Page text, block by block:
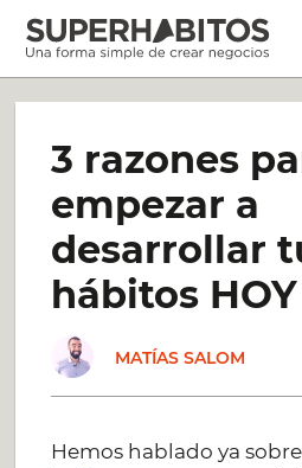
Saltar
contenido
3 razones
empezar a
desarrollar
hábitos HOY
MATÍAS SALOM
Hemos hablado ya